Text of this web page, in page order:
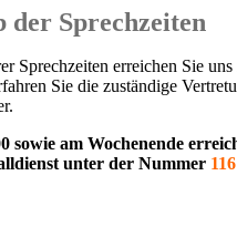
der Sprechzeiten
Sprechzeiten erreichen Sie
Sie die zuständige
sowie am Wochenende
unter der Nummer